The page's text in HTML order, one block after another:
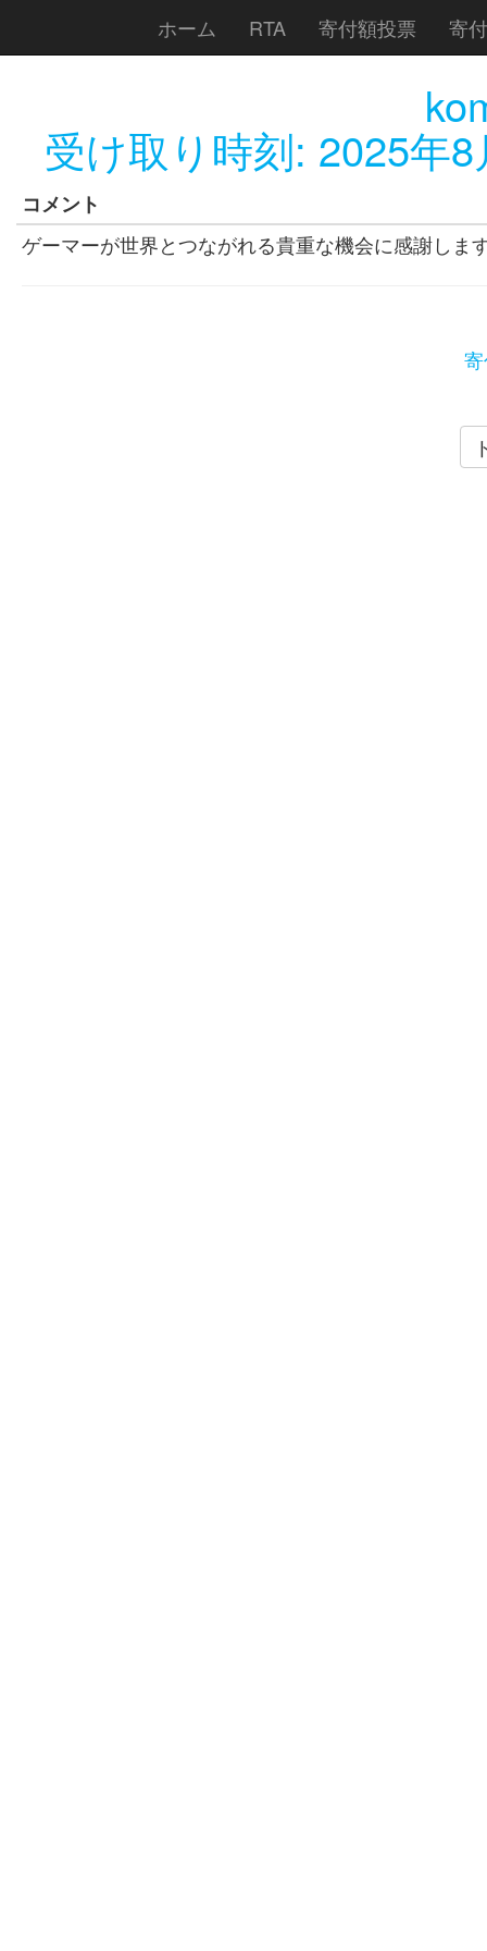
ホーム RTA 寄付額投票 寄
受け取り時刻: 2025年
コメント
ゲーマーが世界とつながれる貴重な機会に感謝しま